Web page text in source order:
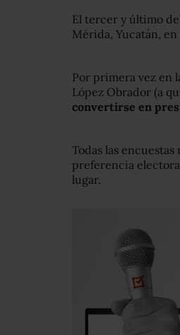
El tercer y último
Mérida, Yucatán,
Por primera vez en
López Obrador (a
convertirse en
Todas las
preferencia
lugar.